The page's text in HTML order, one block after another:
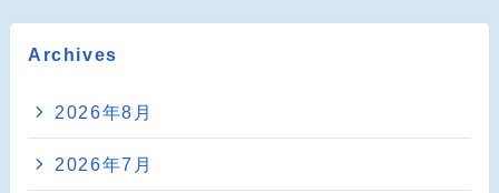
Archives
2026年8月
2026年7月